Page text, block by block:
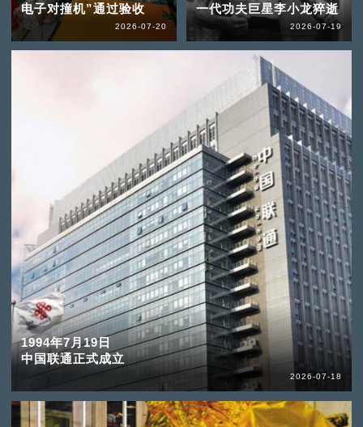
电子对撞机”通过验收
2026-07-20
一代功夫巨星李小龙猝逝
2026-07-19
1994年7月19日
中国联通正式成立
2026-07-18